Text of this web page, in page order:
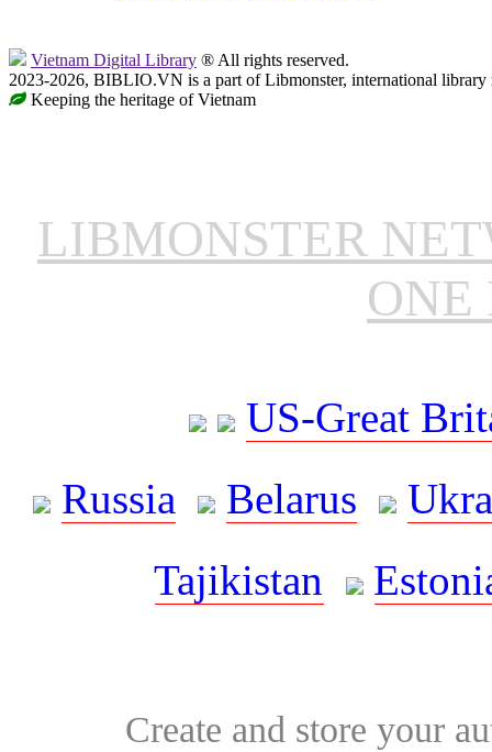
Vietnam Digital Library ® All rights reserved.
2023-2026, BIBLIO.VN is a part of Libmonster, international library
Keeping the heritage of Vietnam
LIBMONSTER
ONE
US-Great
Russia
Belarus
Tajikistan
Create and store your